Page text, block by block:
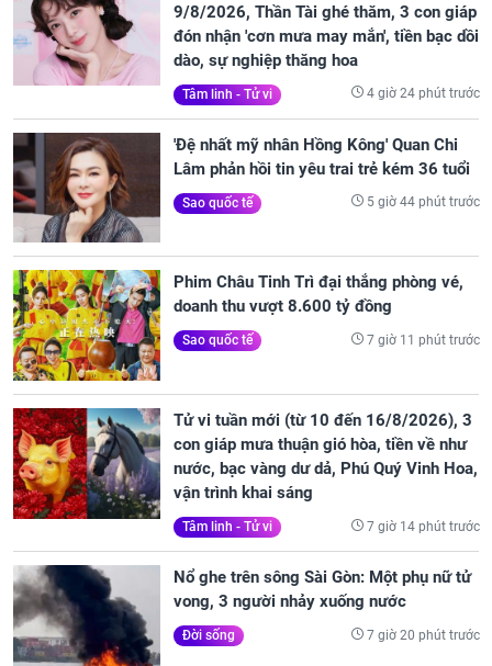
9/8/2026, Thần Tài ghé thăm, 3 con giáp
đón nhận 'cơn mưa may mắn', tiền bạc dồi
dào, sự nghiệp thăng hoa
Tâm linh - Tử vi 4 giờ 24 phút trước
'Đệ nhất mỹ nhân Hồng Kông' Quan Chi
Lâm phản hồi tin yêu trai trẻ kém 36 tuổi
Sao quốc tế 5 giờ 44 phút trước
Phim Châu Tinh Trì đại thắng phòng vé,
doanh thu vượt 8.600 tỷ đồng
Sao quốc tế 7 giờ 11 phút trước
Tử vi tuần mới (từ 10 đến 16/8/2026), 3
con giáp mưa thuận gió hòa, tiền về như
nước, bạc vàng dư dả, Phú Quý Vinh Hoa,
vận trình khai sáng
Tâm linh - Tử vi 7 giờ 14 phút trước
Nổ ghe trên sông Sài Gòn: Một phụ nữ tử
vong, 3 người nhảy xuống nước
Đời sống 7 giờ 20 phút trước